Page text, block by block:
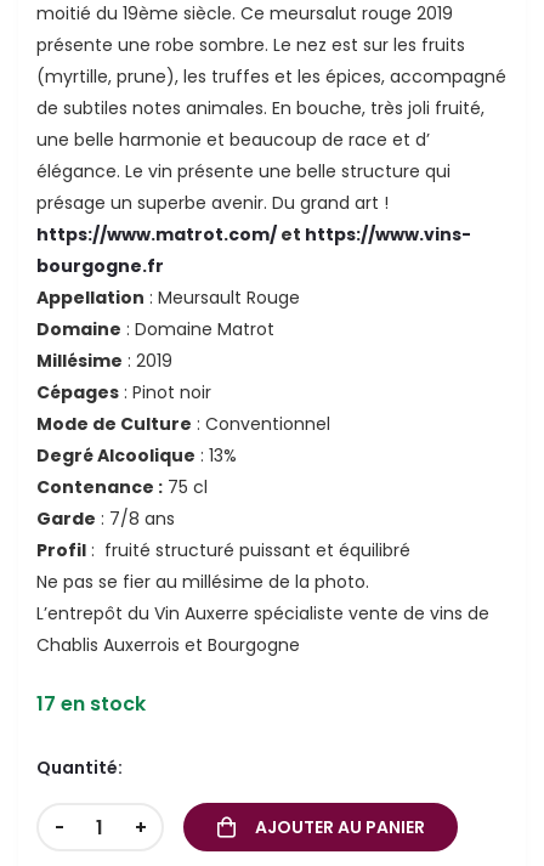
moitié du 19ème siècle. Ce meursalut rouge 2019
présente une robe sombre. Le nez est sur les fruits
(myrtille, prune), les truffes et les épices, accompagné
de subtiles notes animales. En bouche, très joli fruité,
une belle harmonie et beaucoup de race et d’
élégance. Le vin présente une belle structure qui
présage un superbe avenir. Du grand art !
https://www.matrot.com/ et https://www.vins-
bourgogne.fr
Appellation : Meursault Rouge
Domaine : Domaine Matrot
Millésime : 2019
Cépages : Pinot noir
Mode de Culture : Conventionnel
Degré Alcoolique : 13%
Contenance : 75 cl
Garde : 7/8 ans
Profil : fruité structuré puissant et équilibré
Ne pas se fier au millésime de la photo.
L’entrepôt du Vin Auxerre spécialiste vente de vins de
Chablis Auxerrois et Bourgogne
17 en stock
Quantité:
- + AJOUTER AU PANIER